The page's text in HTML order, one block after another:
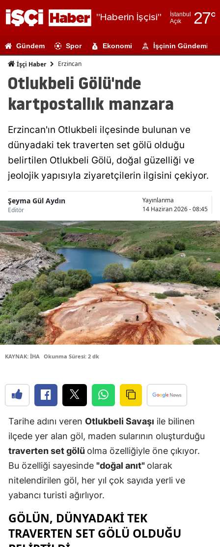
"Haberin İşçisi"
İstanbul
Açık
27°
Adıyaman
Ankara
Antalya
Artvin
Aydın
Balıkesir
Bilecik
Bingöl
Bitlis
Bolu
Burdur
Bursa
Çorum
Diyarbakır
Edirne
Eskişehir
Gündem Spor Ekonomi İşçinin Gündemi
İşçi Haber Erzincan
Otlukbeli Gölü'nde
kartpostallık manzara
Erzincan'ın Otlukbeli ilçesinde bulunan ve
dünyadaki tek traverten set gölü olduğu
belirtilen Otlukbeli Gölü, doğal güzelliği ve
jeolojik yapısıyla ziyaretçilerin ilgisini çekiyor.
Şeyma Gül Aydın
Editör
Yayınlanma
14 Haziran 2026 - 08:45
KAYNAK: İHA Okunma Süresi: 2 dk
Tarihe adını veren Otlukbeli Savaşı ile bilinen
ilçede yer alan göl, maden sularının oluşturduğu
traverten set gölü olma özelliğiyle öne çıkıyor.
Bu özelliği sayesinde "doğal anıt" olarak
nitelendirilen göl, her yıl çok sayıda yerli ve
yabancı turisti ağırlıyor.
GÖLÜN, DÜNYADAKI TEK
TRAVERTEN SET GÖLÜ OLDUĞU